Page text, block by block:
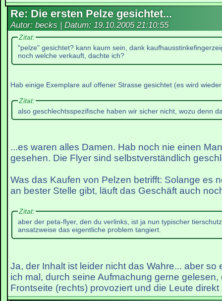
Re: Die ersten Pelze gesichtet...
Autor: becks | Datum: 19.10.2005 21:10:55
Zitat:
"pelze" gesichtet? kann kaum sein, dank
noch welche verkauft, dachte ich?
Hab einige Exemplare auf offener Strasse gesichtet (es wird
Zitat:
also geschlechtsspezifische haben wir sicher nicht, wozu denn
...es waren alles Damen. Hab noch nie einen
gesehen. Die Flyer sind selbstverständlich
Was das Kaufen von Pelzen betrifft: Solange es
an bester Stelle gibt, läuft das Geschäft auch
Zitat:
aber der peta-flyer, den du verlinks, ist ja nun typischer
ansatzweise das eigentliche problem tangiert.
Ja, der Inhalt ist leider nicht das Wahre... aber so
ich mal, durch seine Aufmachung gerne gelesen,
Frontseite (rechts) provoziert und die Leute direkt